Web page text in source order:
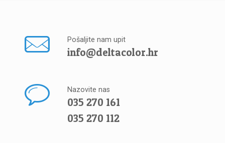
Pošaljite nam upit
info@deltacolor.hr
Nazovite nas
035 270 161
035 270 112